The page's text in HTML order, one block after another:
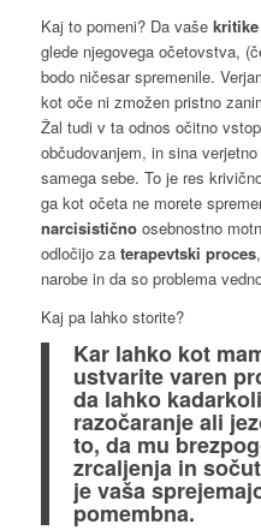
Kaj to pomeni? Da vaše kritike
glede njegovega očetovstva,
bodo ničesar spremenile.
kot oče ni zmožen pristno
Žal tudi v ta odnos očitno
občudovanjem, in sina
samega sebe. To je res
ga kot očeta ne morete
narcisističnoosebnostno
odločijo za terapevtski proces
narobe in da so problema
Kaj pa lahko storite?
Kar lahko kot
ustvarite varen
da lahko
razočaranje ali
to, da mu
zrcaljenja in
je vaša
pomembna.